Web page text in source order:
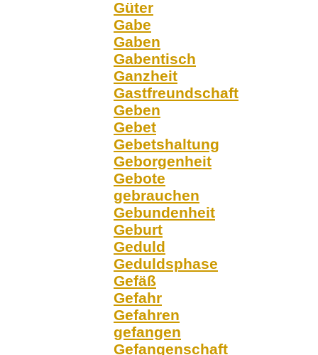
Güter
Gabe
Gaben
Gabentisch
Ganzheit
Gastfreundschaft
Geben
Gebet
Gebetshaltung
Geborgenheit
Gebote
gebrauchen
Gebundenheit
Geburt
Geduld
Geduldsphase
Gefäß
Gefahr
Gefahren
gefangen
Gefangenschaft